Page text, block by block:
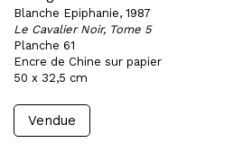
Blanche Epiphanie, 1987
Le Cavalier Noir, Tome 5
Planche 61
Encre de Chine sur papier
50 x 32,5 cm
Vendue